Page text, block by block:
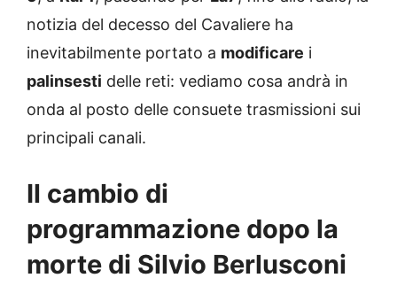
notizia del decesso del Cavaliere ha
inevitabilmente portato a modificare i
palinsesti delle reti: vediamo cosa andrà in
onda al posto delle consuete trasmissioni sui
principali canali.
Il cambio di
programmazione dopo la
morte di Silvio Berlusconi